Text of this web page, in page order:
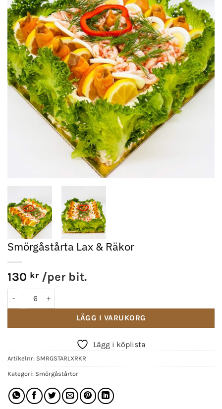
Smörgåstårta Lax & Räkor
130 kr /per bit.
Smörgåstårta Lax & Räkor mängd
LÄGG I VARUKORG
Alternative:
Lägg i köplista
Artikelnr: SMRGSTARLXRKR
Kategori: Smörgåstårtor